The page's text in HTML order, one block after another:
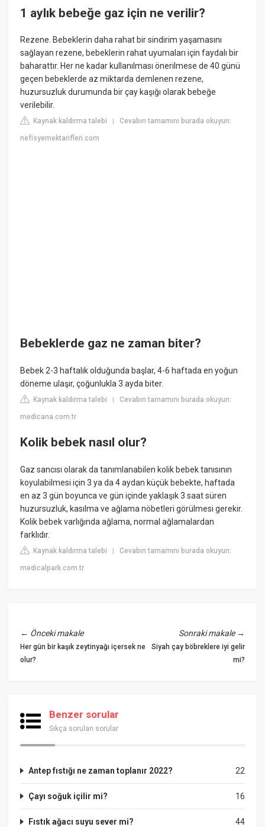
1 aylık bebeğe gaz için ne verilir?
Rezene. Bebeklerin daha rahat bir sindirim yaşamasını
sağlayan rezene, bebeklerin rahat uyumaları için faydalı bir
baharattır. Her ne kadar kullanılması önerilmese de 40 günü
geçen bebeklerde az miktarda demlenen rezene,
huzursuzluk durumunda bir çay kaşığı olarak bebeğe
verilebilir.
Kaynak kaldırma talebi |Cevabın tamamını burada okuyun:
nefisyemektarifleri.com
Bebeklerde gaz ne zaman biter?
Bebek 2-3 haftalık olduğunda başlar, 4-6 haftada en yoğun
döneme ulaşır, çoğunlukla 3 ayda biter.
Kaynak kaldırma talebi |Cevabın tamamını burada okuyun:
medicana.com.tr
Kolik bebek nasıl olur?
Gaz sancısı olarak da tanımlanabilen kolik bebek tanısının
koyulabilmesi için 3 ya da 4 aydan küçük bebekte, haftada
en az 3 gün boyunca ve gün içinde yaklaşık 3 saat süren
huzursuzluk, kasılma ve ağlama nöbetleri görülmesi gerekir.
Kolik bebek varlığında ağlama, normal ağlamalardan
farklıdır.
Kaynak kaldırma talebi |Cevabın tamamını burada okuyun:
medicalpark.com.tr
← Önceki makale
Her gün bir kaşık zeytinyağı içersek ne
olur?
Sonraki makale→
Siyah çay böbreklere iyi gelir
mi?
Benzer sorular
Sıkça sorulan sorular
22
Antep fıstığı ne zaman toplanır 2022?
16
Çayı soğuk içilir mi?
44
Fıstık ağacı suyu sever mi?